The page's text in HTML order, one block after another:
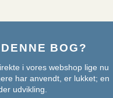
BOG?
i vores webshop lige nu
har anvendt, er lukket; en
udvikling.